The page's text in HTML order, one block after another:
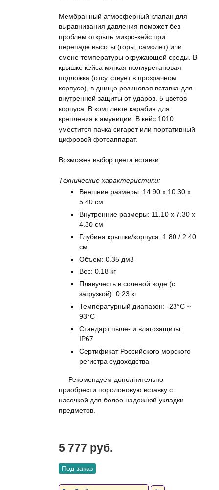
Мембранный атмосферный клапан для
выравнивания давления поможет без
проблем открыть микро-кейс при
перепаде высоты (горы, самолет) или
смене температуры окружающей среды. В
крышке кейса мягкая полиуретановая
подложка (отсутствует в прозрачном
корпусе), в днище резиновая вставка для
внутренней защиты от ударов. 5 цветов
корпуса. В комплекте карабин для
крепления к амуниции. В кейс 1010
уместится пачка сигарет или портативный
цифровой фотоаппарат.
Возможен выбор цвета вставки.
Технические характеристики:
Внешние размеры: 14.90 x 10.30 x
5.40 см
Внутренние размеры: 11.10 x 7.30 x
4.30 см
Глубина крышки/корпуса: 1.80 / 2.40
см
Объем: 0.35 дм3
Вес: 0.18 кг
Плавучесть в соленой воде (с
загрузкой): 0.23 кг
Температурный диапазон: -23°C ~
93°C
Стандарт пыле- и влагозащиты:
IP67
Сертификат Российского морского
регистра судоходства
Рекомендуем дополнительно
приобрести поролоновую вставку с
насечкой для более надежной укладки
предметов.
5 777 руб.
Под заказ